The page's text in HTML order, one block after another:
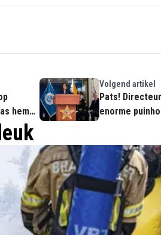
hem
Volgend artikel
Pats!
enorme